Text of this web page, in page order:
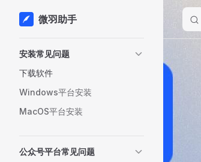
跳转到内容微羽助手
安装常见问题
下载软件
Windows平台安装
MacOS平台安装
公众号平台常见问题